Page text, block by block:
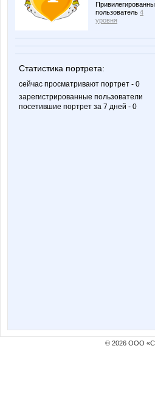
пользователь 4
уровня
Статистика портрета:
сейчас просматривают портрет - 0
зарегистрированные пользователи
посетившие портрет за 7 дней - 0
© 2026 ООО